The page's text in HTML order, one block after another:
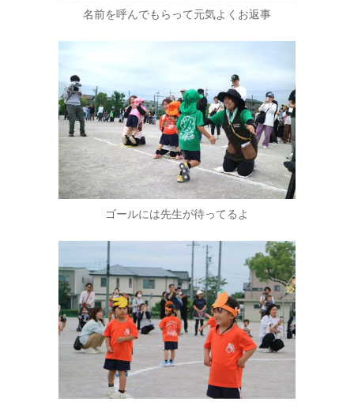
名前を呼んでもらって元気よくお返事
ゴールには先生が待ってるよ